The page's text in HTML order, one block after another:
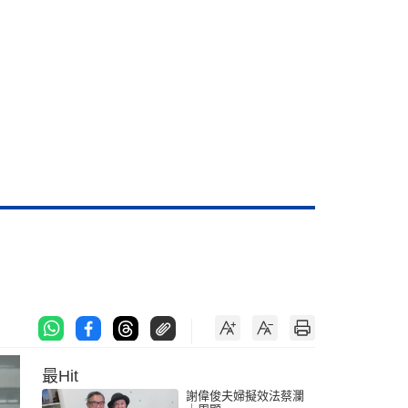
最Hit
謝偉俊夫婦擬效法蔡瀾